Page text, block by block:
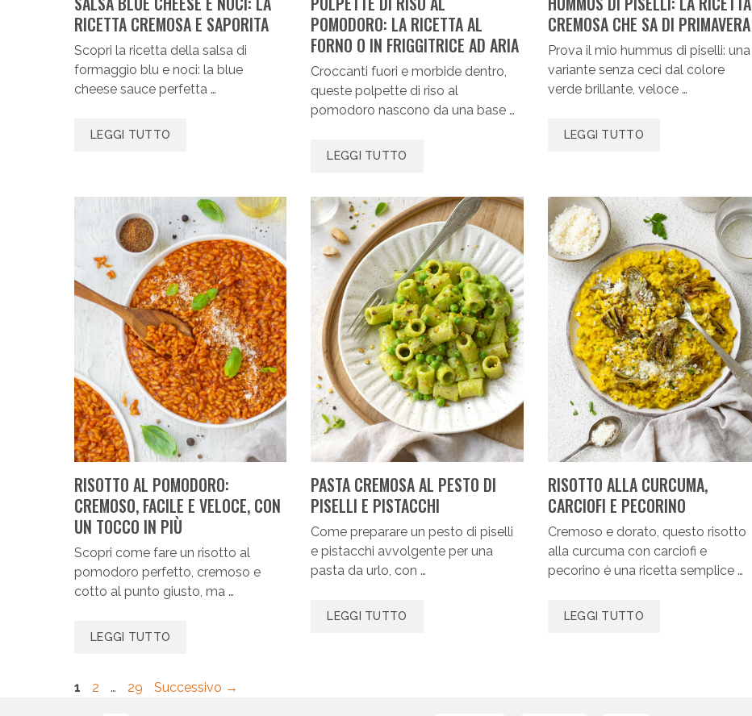
RICETTA CREMOSA E SAPORITA
Scopri la ricetta della salsa di
formaggio blu e noci: la blue
cheese sauce perfetta …
LEGGI TUTTO
POMODORO: LA RICETTA AL
FORNO O IN FRIGGITRICE AD ARIA
Croccanti fuori e morbide dentro,
queste polpette di riso al
pomodoro nascono da una base …
LEGGI TUTTO
CREMOSA CHE SA DI PRIMAVERA
Prova il mio hummus di piselli: una
variante senza ceci dal colore
verde brillante, veloce …
LEGGI TUTTO
RISOTTO AL POMODORO:
CREMOSO, FACILE E VELOCE, CON
UN TOCCO IN PIÙ
Scopri come fare un risotto al
pomodoro perfetto, cremoso e
cotto al punto giusto, ma …
LEGGI TUTTO
PASTA CREMOSA AL PESTO DI
PISELLI E PISTACCHI
Come preparare un pesto di piselli
e pistacchi avvolgente per una
pasta da urlo, con …
LEGGI TUTTO
RISOTTO ALLA CURCUMA,
CARCIOFI E PECORINO
Cremoso e dorato, questo risotto
alla curcuma con carciofi e
pecorino è una ricetta semplice …
LEGGI TUTTO
Pagina
1 Pagina
2 … Pagina
29 Successivo →